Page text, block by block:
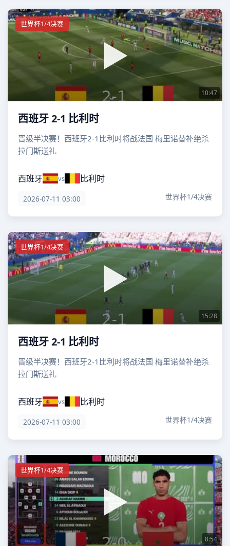
世界杯1/4决赛
10:47
西班牙 2-1 比利时
晋级半决赛！西班牙2-1比利时将战法国 梅里诺替补绝杀
拉门斯送礼
西班牙 vs 比利时
2026-07-11 03:00 世界杯1/4决赛
世界杯1/4决赛
15:28
西班牙 2-1 比利时
晋级半决赛！西班牙2-1比利时将战法国 梅里诺替补绝杀
拉门斯送礼
西班牙 vs 比利时
2026-07-11 03:00 世界杯1/4决赛
世界杯1/4决赛
8:54